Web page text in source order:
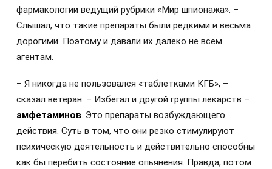
фармакологии ведущий рубрики «Мир шпионажа». –
Слышал, что такие препараты были редкими и весьма
дорогими. Поэтому и давали их далеко не всем
агентам.
– Я никогда не пользовался «таблетками КГБ», –
сказал ветеран. – Избегал и другой группы лекарств –
амфетаминов. Это препараты возбуждающего
действия. Суть в том, что они резко стимулируют
психическую деятельность и действительно способны
как бы перебить состояние опьянения. Правда, потом